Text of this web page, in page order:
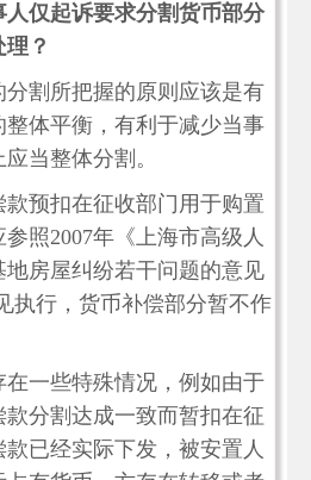
仅起诉要求分割货币部分
？
割所把握的原则应该是有
体平衡，有利于减少当事
当整体分割。
预扣在征收部门用于购置
照2007年《上海市高级人
地房屋纠纷若干问题的意见
执行，货币补偿部分暂不作
一些特殊情况，例如由于
分割达成一致而暂扣在征
已经实际下发，被安置人